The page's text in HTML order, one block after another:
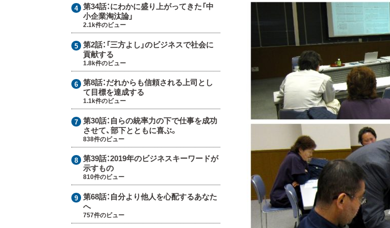
第34話：にわかに盛り上がってきた「中
小企業淘汰論」
2.1k件のビュー
第2話： 「三方よし」のビジネスで社会に
貢献する
1.8k件のビュー
第8話：だれからも信頼される上司とし
て目標を達成する
1.1k件のビュー
第30話：自らの統率力の下で仕事を成功
させて、部下とともに喜ぶ。
838件のビュー
第39話：2019年のビジネスキーワードが
示すもの
810件のビュー
第68話：自分より他人を心配するあなた
へ
757件のビュー